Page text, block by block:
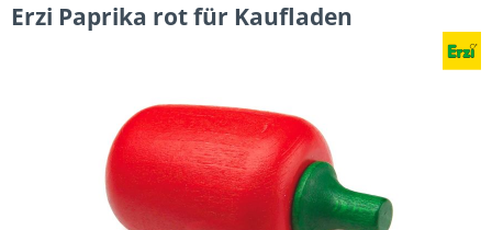
Erzi Paprika rot für Kaufladen